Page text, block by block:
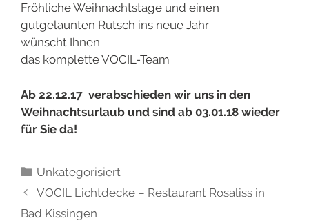
Fröhliche Weihnachtstage und einen
gutgelaunten Rutsch ins neue Jahr
wünscht Ihnen
das komplette VOCIL-Team
Ab 22.12.17 verabschieden wir uns in den
Weihnachtsurlaub und sind ab 03.01.18 wieder
für Sie da!
Unkategorisiert
VOCIL Lichtdecke – Restaurant Rosaliss in
Bad Kissingen